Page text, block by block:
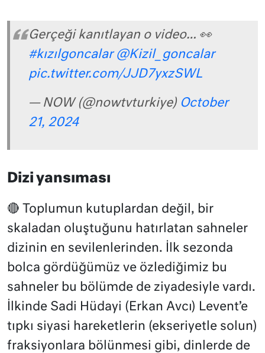
Gerçeği kanıtlayan o video… 👀
#kızılgoncalar @Kizil_goncalar
pic.twitter.com/JJD7yxzSWL
— NOW (@nowtvturkiye) October
21, 2024
Dizi yansıması
🔴 Toplumun kutuplardan değil, bir
skaladan oluştuğunu hatırlatan sahneler
dizinin en sevilenlerinden. İlk sezonda
bolca gördüğümüz ve özlediğimiz bu
sahneler bu bölümde de ziyadesiyle vardı.
İlkinde Sadi Hüdayi (Erkan Avcı) Levent’e
tıpkı siyasi hareketlerin (ekseriyetle solun)
fraksiyonlara bölünmesi gibi, dinlerde de